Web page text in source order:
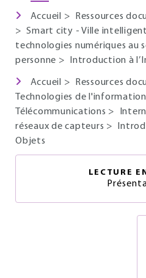
Accueil > Ressources
>Smart city - Ville
technologies numériques au
personne > Introduction à
Accueil > Ressources
Technologies de l'information
Télécommunications >
réseaux de capteurs >
Objets
LECTURE